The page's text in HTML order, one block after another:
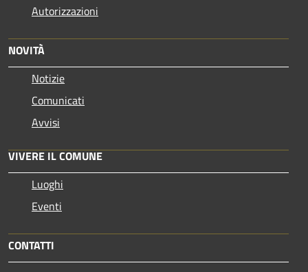
Autorizzazioni
NOVITÀ
Notizie
Comunicati
Avvisi
VIVERE IL COMUNE
Luoghi
Eventi
CONTATTI